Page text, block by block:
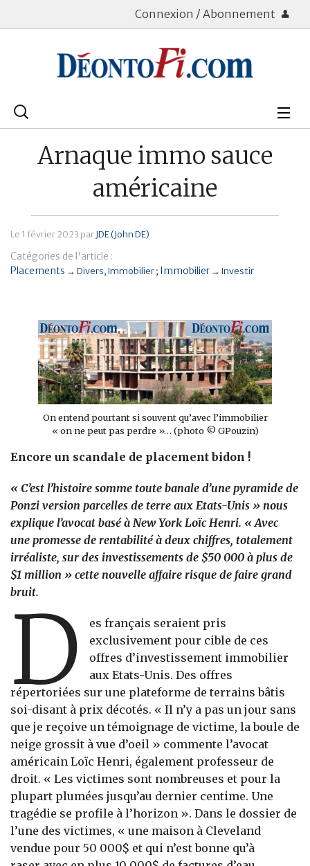
Connexion / Abonnement
Rechercher
Assurance Vie
Patrimoine
Banque
Arnaque immo sauce
américaine
Le 1 février 2023 parJDE (John DE)
Catégories de l'article :
Placements → Divers Immobilier Immobilier → Investir
On entend pourtant si souvent qu’avec l’immobilier
« on ne peut pas perdre »… (photo © GPouzin)
Encore un scandale de placement bidon !
« C’est l’histoire somme toute banale d’une pyramide de
Ponzi version parcelles de terre aux Etats-Unis » nous
explique l’avocat basé à New York Loïc Henri. « Avec
une promesse de rentabilité à deux chiffres, totalement
irréaliste, sur des investissements de $50 000 à plus de
$1 million » cette nouvelle affaire risque de faire grand
bruit.
D
es français seraient pris
exclusivement pour cible de ces
offres d’investissement immobilier
aux Etats-Unis. Des offres
répertoriées sur une plateforme de terrains bâtis
soi-disant à prix décotés. « Il n’y a pas un jour sans
que je reçoive un témoignage de victime, la boule de
neige grossit à vue d’oeil » commente l’avocat
américain Loïc Henri, également professeur de
droit. « Les victimes sont nombreuses et pour la
plupart plumées jusqu’au dernier centime. Une
tragédie se profile à l’horizon ». Dans le dossier de
l’une des victimes, « une maison à Cleveland
vendue pour 50 000$ et qui n’est bonne qu’à